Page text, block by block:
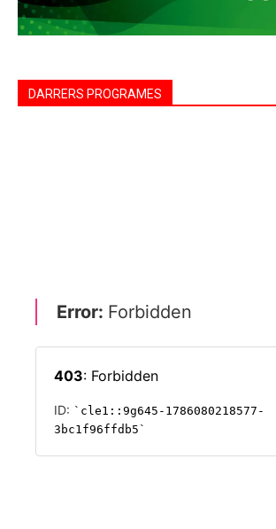
DARRERS PROGRAMES